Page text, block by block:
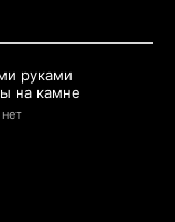
руками
на камне